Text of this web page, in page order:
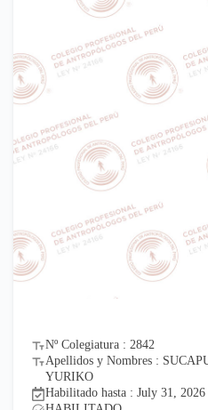
Nº Colegiatura : 2842
Apellidos y Nombres :
YURIKO
Habilitado hasta : July 31, 2026